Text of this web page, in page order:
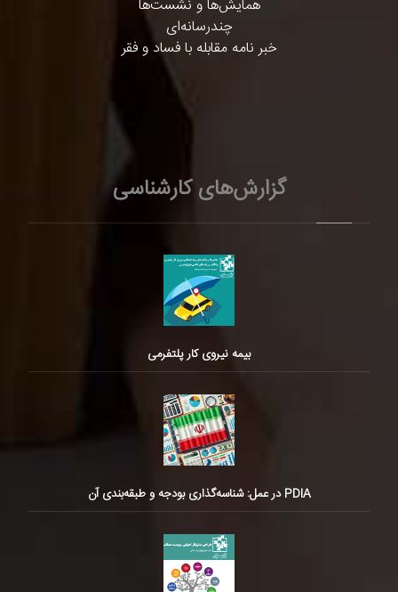
همایش‌ها و نشست‌ها
چندرسانه‌ای
خبر نامه مقابله با فساد و فقر
گزارش‌های کارشناسی
بیمه نیروی کار پلتفرمی
PDIA در عمل: شناسه‌گذاری بودجه و طبقه‌بندی آن